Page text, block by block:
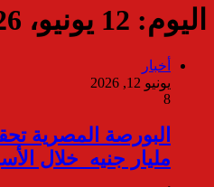
اليوم: 12 يونيو، 2026
أخبار
يونيو 12, 2026
8
مليار جنيه خلال